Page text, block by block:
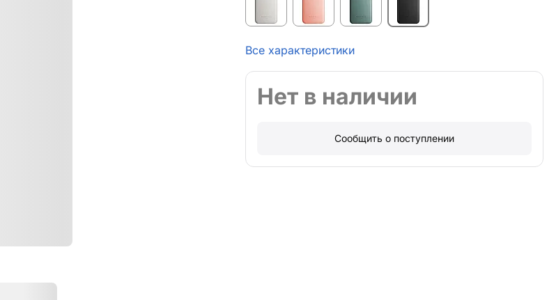
Все характеристики
Нет в наличии
Сообщить о поступлении